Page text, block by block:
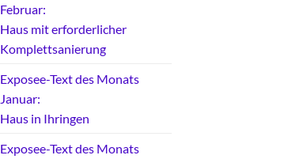
Februar:
Haus mit erforderlicher
Komplettsanierung
Exposee-Text des Monats
Januar:
Haus in Ihringen
Exposee-Text des Monats